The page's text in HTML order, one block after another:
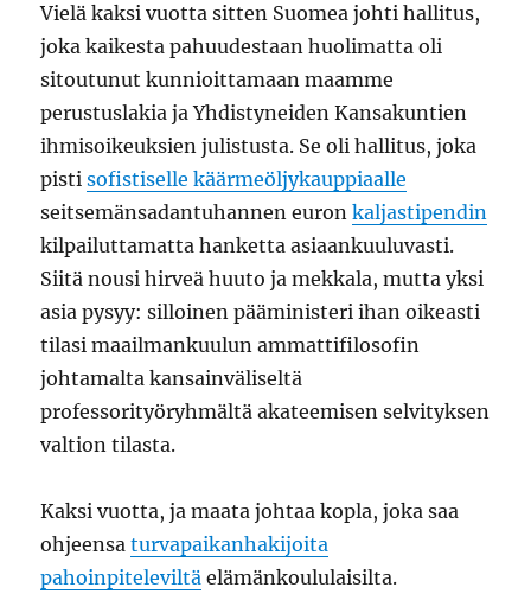
Vielä kaksi vuotta sitten Suomea johti hallitus,
joka kaikesta pahuudestaan huolimatta oli
sitoutunut kunnioittamaan maamme
perustuslakia ja Yhdistyneiden Kansakuntien
ihmisoikeuksien julistusta. Se oli hallitus, joka
pistisofistiselle käärmeöljykauppiaalle
seitsemänsadantuhannen euronkaljastipendin
kilpailuttamatta hanketta asiaankuuluvasti.
Siitä nousi hirveä huuto ja mekkala, mutta yksi
asia pysyy: silloinen pääministeri ihan oikeasti
tilasi maailmankuulun ammattifilosofin
johtamalta kansainväliseltä
professorityöryhmältä akateemisen selvityksen
valtion tilasta.
Kaksi vuotta, ja maata johtaa kopla, joka saa
ohjeensaturvapaikanhakijoita
pahoinpiteleviltä elämänkoululaisilta.